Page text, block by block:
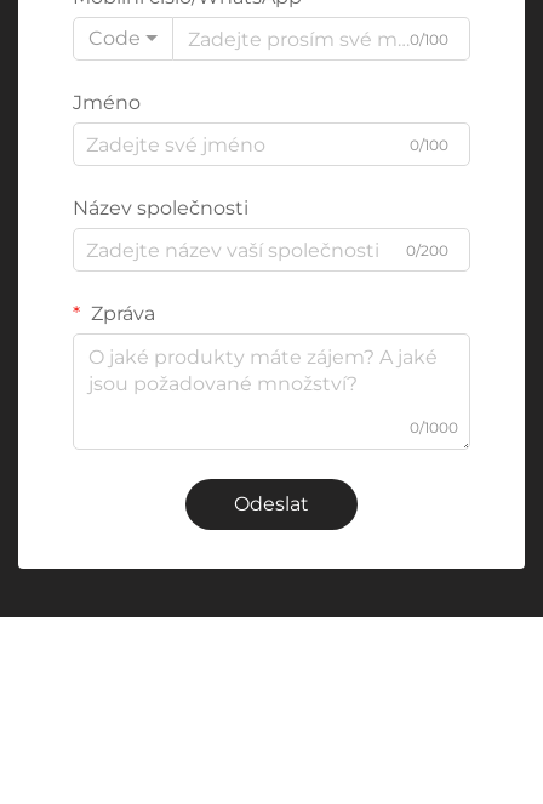
Code
0/100
Jméno
0/100
Název společnosti
0/200
Zpráva
0/1000
Odeslat